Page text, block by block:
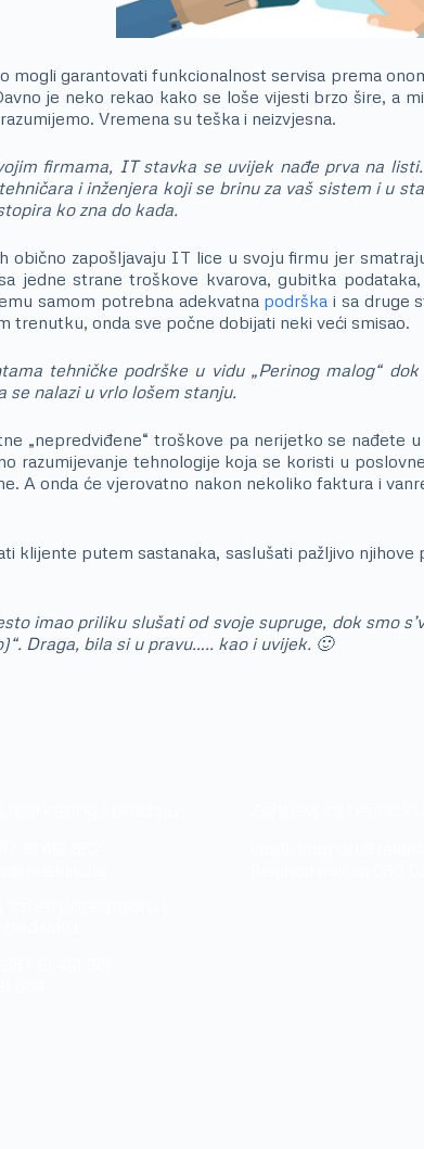
garantovati funkcionalnost servisa prema
je neko rekao kako se loše vijesti brzo šire,
Vremena su teška i neizvjesna.
firmama, IT stavka se uvijek nađe prva na
i inženjera koji se brinu za vaš sistem i u
ko zna do kada.
obično zapošljavaju IT lice u svoju firmu jer
jedne strane troškove kvarova, gubitka
samom potrebna adekvatnapodrška i sa druge
trenutku, onda sve počne dobijati neki veći smisao.
tehničke podrške u vidu „Perinog malog“
se nalazi u vrlo lošem stanju.
„nepredviđene“ troškove pa nerijetko se
razumijevanje tehnologije koja se koristi u
A onda će vjerovatno nakon nekoliko faktura i
klijente putem sastanaka, saslušati pažljivo
imao priliku slušati od svoje supruge, dok smo
Draga, bila si u pravu….. kao i uvijek. 🙂